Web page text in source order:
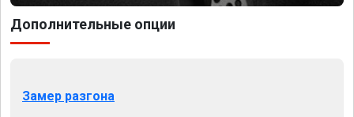
Дополнительные опции
Замер разгона